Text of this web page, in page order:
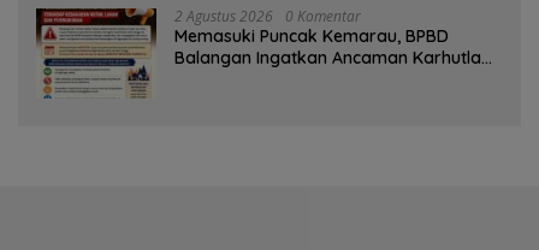
2 Agustus 2026 0 Komentar
Memasuki Puncak Kemarau, BPBD
Balangan Ingatkan Ancaman Karhutla